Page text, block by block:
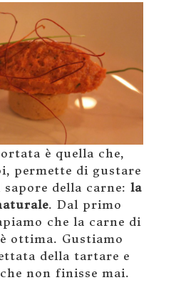
è quella che,
permette di gustare
della carne: la
. Dal primo
che la carne di
ottima. Gustiamo
della tartare e
non finisse mai.